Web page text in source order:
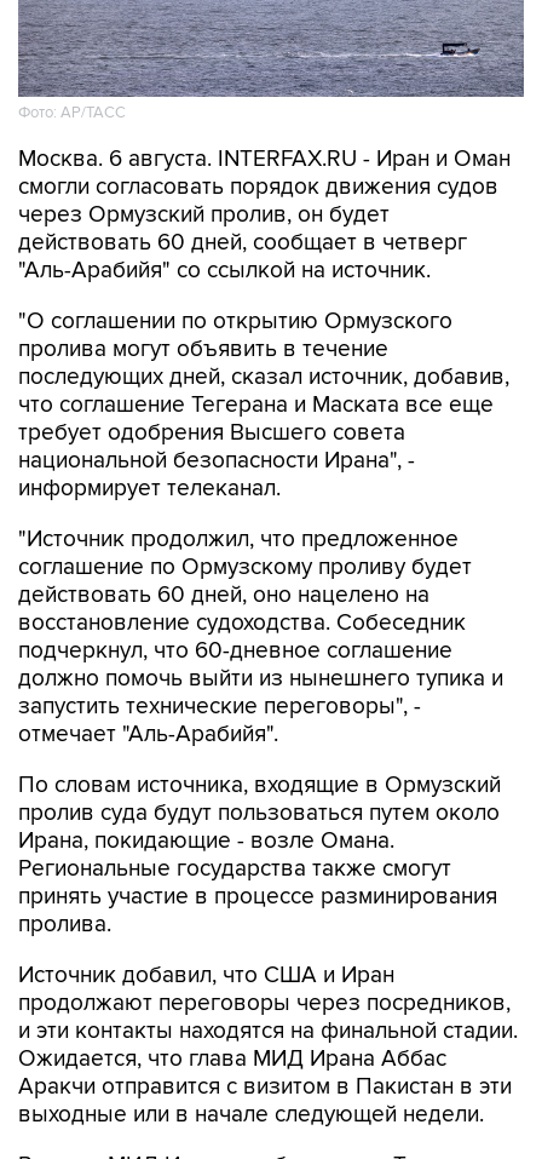
Фото: AP/ТАСС
Москва. 6 августа. INTERFAX.RU - Иран и Оман
смогли согласовать порядок движения судов
через Ормузский пролив, он будет
действовать 60 дней, сообщает в четверг
"Аль-Арабийя" со ссылкой на источник.
"О соглашении по открытию Ормузского
пролива могут объявить в течение
последующих дней, сказал источник, добавив,
что соглашение Тегерана и Маската все еще
требует одобрения Высшего совета
национальной безопасности Ирана", -
информирует телеканал.
"Источник продолжил, что предложенное
соглашение по Ормузскому проливу будет
действовать 60 дней, оно нацелено на
восстановление судоходства. Собеседник
подчеркнул, что 60-дневное соглашение
должно помочь выйти из нынешнего тупика и
запустить технические переговоры", -
отмечает "Аль-Арабийя".
По словам источника, входящие в Ормузский
пролив суда будут пользоваться путем около
Ирана, покидающие - возле Омана.
Региональные государства также смогут
принять участие в процессе разминирования
пролива.
Источник добавил, что США и Иран
продолжают переговоры через посредников,
и эти контакты находятся на финальной стадии.
Ожидается, что глава МИД Ирана Аббас
Аракчи отправится с визитом в Пакистан в эти
выходные или в начале следующей недели.